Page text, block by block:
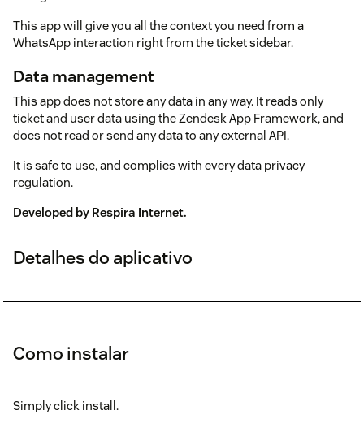
This app will give you all the context you need from a
WhatsApp interaction right from the ticket sidebar.
Data management
This app does not store any data in any way. It reads only
ticket and user data using the Zendesk App Framework, and
does not read or send any data to any external API.
It is safe to use, and complies with every data privacy
regulation.
Developed by Respira Internet.
Detalhes do aplicativo
Como instalar
Simply click install.